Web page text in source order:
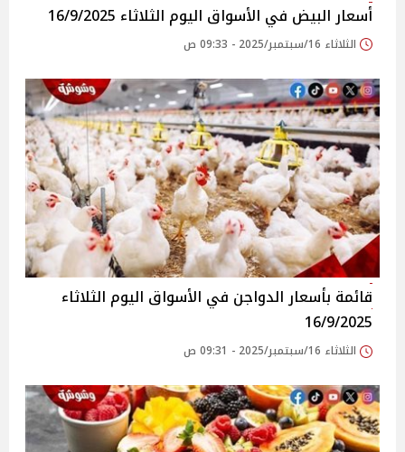
أسعار البيض في الأسواق‎‎ اليوم الثلاثاء 16/9/2025
الثلاثاء 16/سبتمبر/2025 - 09:33 ص
قائمة بأسعار الدواجن في الأسواق‎‎ اليوم الثلاثاء
16/9/2025
الثلاثاء 16/سبتمبر/2025 - 09:31 ص